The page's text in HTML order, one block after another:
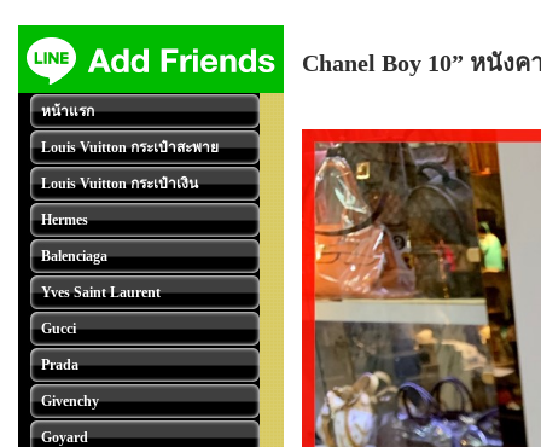
หน้าแรก
Louis Vuitton กระเป๋าสะพาย
Louis Vuitton กระเป๋าเงิน
Hermes
Balenciaga
Yves Saint Laurent
Gucci
Prada
Givenchy
Goyard
Chanel Boy 10” หนัง